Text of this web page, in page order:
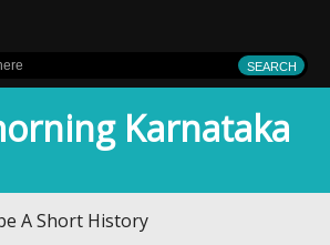
Karnataka
History